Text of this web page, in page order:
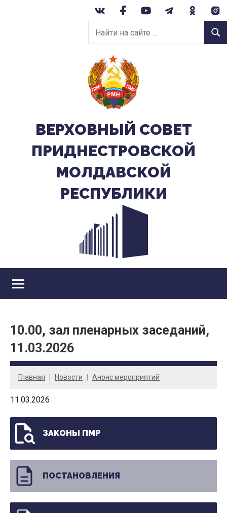
Найти
на
сайте:
ВЕРХОВНЫЙ CОВЕТ
ПРИДНЕСТРОВСКОЙ
МОЛДАВСКОЙ
РЕСПУБЛИКИ
10.00, зал пленарных заседаний,
11.03.2026
Главная Новости Анонс мероприятий
11.03.2026
ЗАКОНЫ ПМР
ПОСТАНОВЛЕНИЯ